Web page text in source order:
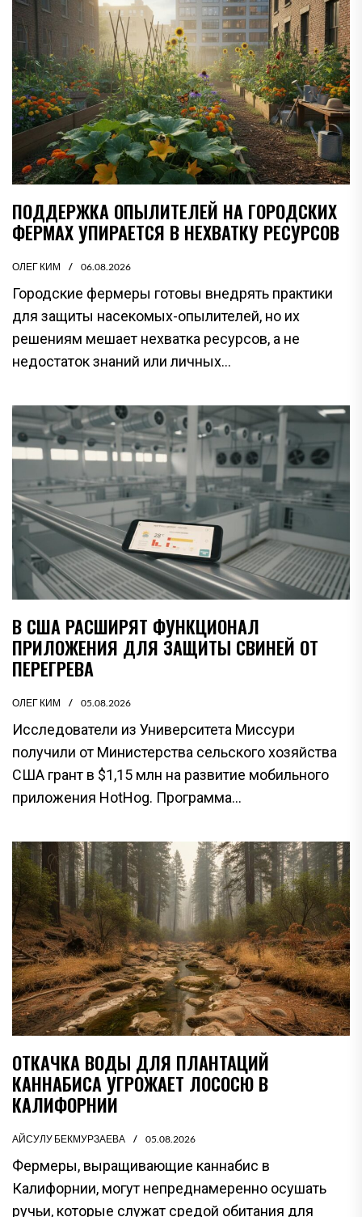
ПОДДЕРЖКА ОПЫЛИТЕЛЕЙ НА ГОРОДСКИХ
ФЕРМАХ УПИРАЕТСЯ В НЕХВАТКУ РЕСУРСОВ
ОЛЕГ КИМ 06.08.2026
Городские фермеры готовы внедрять практики
для защиты насекомых-опылителей, но их
решениям мешает нехватка ресурсов, а не
недостаток знаний или личных...
В США РАСШИРЯТ ФУНКЦИОНАЛ
ПРИЛОЖЕНИЯ ДЛЯ ЗАЩИТЫ СВИНЕЙ ОТ
ПЕРЕГРЕВА
ОЛЕГ КИМ 05.08.2026
Исследователи из Университета Миссури
получили от Министерства сельского хозяйства
США грант в $1,15 млн на развитие мобильного
приложения HotHog. Программа...
ОТКАЧКА ВОДЫ ДЛЯ ПЛАНТАЦИЙ
КАННАБИСА УГРОЖАЕТ ЛОСОСЮ В
КАЛИФОРНИИ
АЙСУЛУ БЕКМУРЗАЕВА 05.08.2026
Фермеры, выращивающие каннабис в
Калифорнии, могут непреднамеренно осушать
ручьи, которые служат средой обитания для